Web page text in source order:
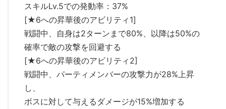
スキルLv.5での発動率：37%
[★6への昇華後のアビリティ1]
戦闘中、自身は2ターンまで80%、以降は50%の
確率で敵の攻撃を回避する
[★6への昇華後のアビリティ2]
戦闘中、パーティメンバーの攻撃力が28%上昇
し、
ボスに対して与えるダメージが15%増加する